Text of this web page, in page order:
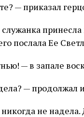
— приказал
послала Ее
— в запале
— продолжал
не